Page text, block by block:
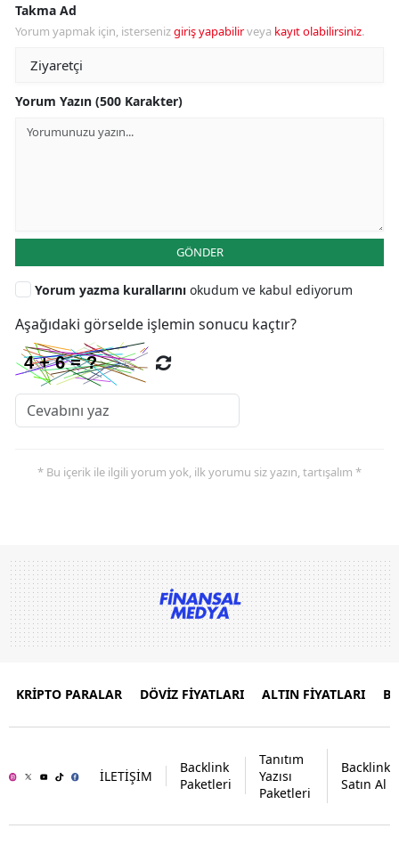
Takma Ad
Yorum yapmak için, istersenizgiriş yapabilirveya kayıt olabilirsiniz.
Yorum Yazın (500 Karakter)
GÖNDER
Yorum yazma kurallarını okudum ve kabul ediyorum
Aşağıdaki görselde işlemin sonucu kaçtır?
* Bu içerik ile ilgili yorum yok, ilk yorumu siz yazın, tartışalım *
KRİPTO PARALAR DÖVİZ FİYATLARI ALTIN FİYATLARI
İLETİŞİM
Backlink
Paketleri
Tanıtım
Yazısı
Paketleri
Backlink
Satın Al